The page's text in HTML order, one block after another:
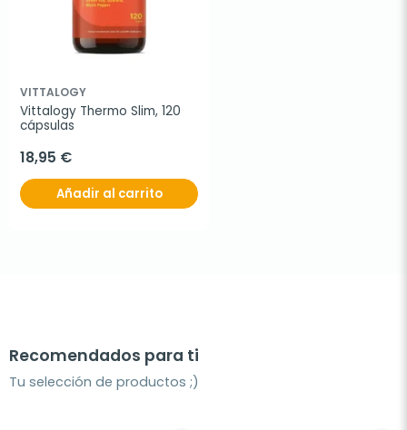
VITTALOGY
Vittalogy Thermo Slim, 120
cápsulas
18,95 €
Añadir al carrito
Recomendados para ti
Tu selección de productos ;)